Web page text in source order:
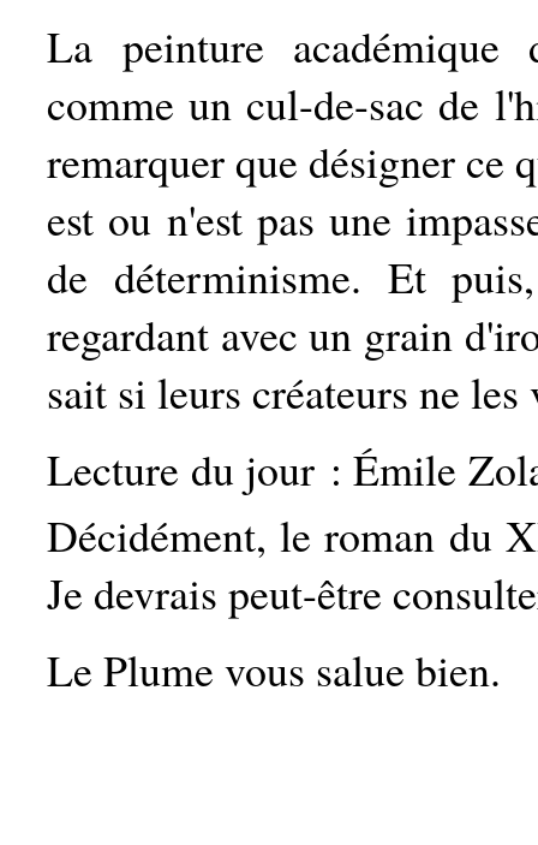
La peinture académique
comme un cul-de-sac de
remarquer que désigner ce
est ou n'est pas une
de déterminisme. Et
regardant avec un grain
sait si leurs créateurs ne
Lecture du jour : Émile
Décidément, le roman du
Je devrais peut-être
Le Plume vous salue bien.